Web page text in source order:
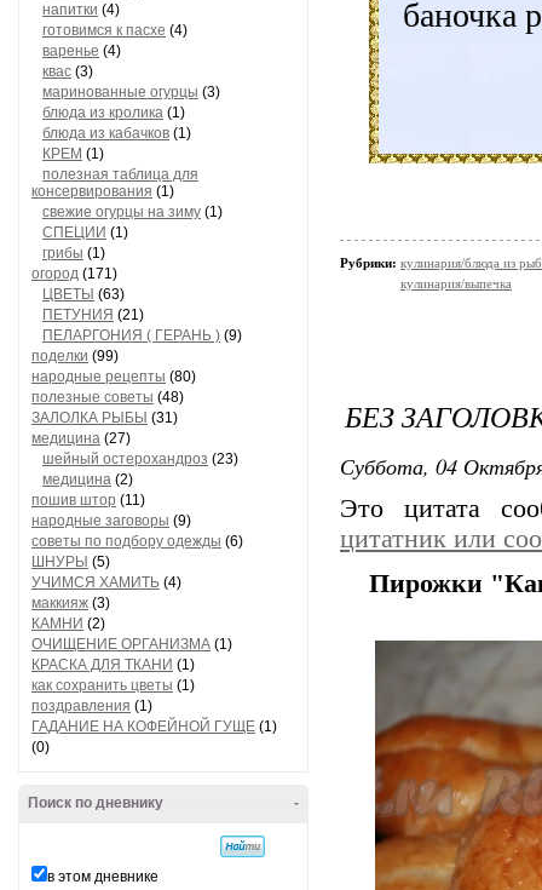
напитки (4)
готовимся к пасхе (4)
варенье (4)
квас (3)
маринованные огурцы (3)
блюда из кролика (1)
блюда из кабачков (1)
КРЕМ (1)
полезная таблица для
консервирования (1)
свежие огурцы на зиму (1)
СПЕЦИИ (1)
грибы (1)
огород (171)
ЦВЕТЫ (63)
ПЕТУНИЯ (21)
ПЕЛАРГОНИЯ ( ГЕРАНЬ ) (9)
поделки (99)
народные рецепты (80)
полезные советы (48)
ЗАЛОЛКА РЫБЫ (31)
медицина (27)
шейный остерохандроз (23)
медицина (2)
пошив штор (11)
народные заговоры (9)
советы по подбору одежды (6)
ШНУРЫ (5)
УЧИМСЯ ХАМИТЬ (4)
маккияж (3)
КАМНИ (2)
ОЧИЩЕНИЕ ОРГАНИЗМА (1)
КРАСКА ДЛЯ ТКАНИ (1)
как сохранить цветы (1)
поздравления (1)
ГАДАНИЕ НА КОФЕЙНОЙ ГУЩЕ (1)
(0)
-
Поиск по дневнику
в этом дневнике
баночка
Рубрики: кулинария/блюда из
кулинария/выпечка
БЕЗ
Суббота, 04
Это цитата
цитатник или
Пирожки